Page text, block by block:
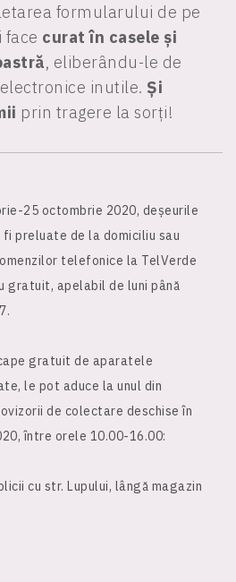
formularului de pe
face curat în casele și
, eliberându-le de
inutile. Și
prin tragere la sorți!
25 octombrie 2020, deșeurile
preluate de la domiciliu sau
telefonice la TelVerde
gratuit, apelabil de luni până
gratuit de aparatele
le pot aduce la unul din
de colectare deschise în
între orele 10.00-16.00:
cu str. Lupului, lângă magazin